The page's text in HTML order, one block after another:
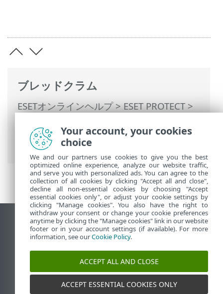
ブレッドクラム
ESETオンラインヘルプ>ESET PROTECT>
インメニュー> コンピューター> コンピュ
ーター詳細
デスクトップサイトの表示
End of Life
ESETナレッジベース
ESETフォーラム
ESET Status Portal
地域サポート
Your account, your cookies
choice
We and our partners use cookies to give you the best
optimized online experience, analyze our website traffic,
and serve you with personalized ads. You can agree to the
collection of all cookies by clicking "Accept all and close",
decline all non-essential cookies by choosing "Accept
essential cookies only", or adjust your cookie settings by
clicking "Manage cookies". You also have the right to
withdraw your consent or change your cookie preferences
anytime by clicking the "Manage cookies" link in our website
footer or in your account settings (if available). For more
information, see ourCookie Policy.
ACCEPT ALL AND CLOSE
ACCEPT ESSENTIAL COOKIES ONLY